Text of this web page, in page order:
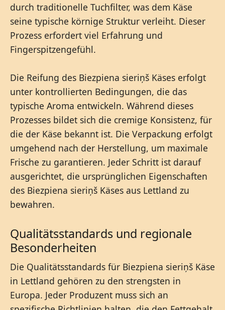
durch traditionelle Tuchfilter, was dem Käse
seine typische körnige Struktur verleiht. Dieser
Prozess erfordert viel Erfahrung und
Fingerspitzengefühl.
Die Reifung des Biezpiena sieriņš Käses erfolgt
unter kontrollierten Bedingungen, die das
typische Aroma entwickeln. Während dieses
Prozesses bildet sich die cremige Konsistenz, für
die der Käse bekannt ist. Die Verpackung erfolgt
umgehend nach der Herstellung, um maximale
Frische zu garantieren. Jeder Schritt ist darauf
ausgerichtet, die ursprünglichen Eigenschaften
des Biezpiena sieriņš Käses aus Lettland zu
bewahren.
Qualitätsstandards und regionale
Besonderheiten
Die Qualitätsstandards für Biezpiena sieriņš Käse
in Lettland gehören zu den strengsten in
Europa. Jeder Produzent muss sich an